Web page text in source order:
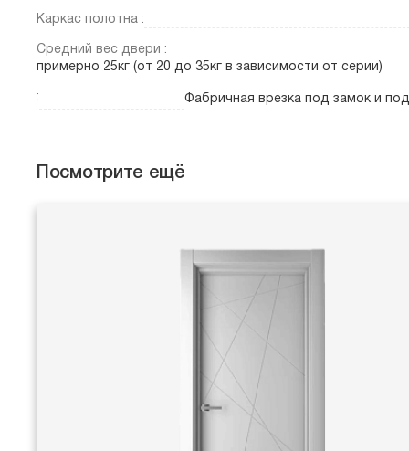
Каркас полотна :
Средний вес двери :
примерно 25кг (от 20 до 35кг в зависимости от серии)
: Фабричная врезка под замок и
Посмотрите ещё